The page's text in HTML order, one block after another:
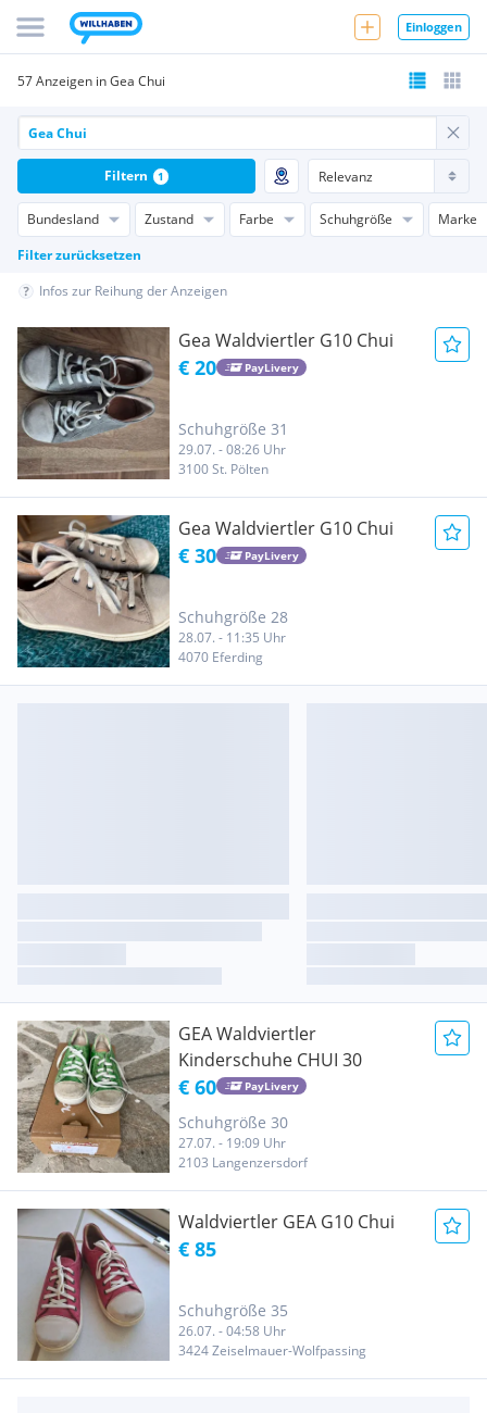
Einloggen
57 Anzeigen in Gea Chui
Bundesland Zustand Farbe Schuhgröße
Marke
Filter zurücksetzen
Filtern 1
Infos zur Reihung der Anzeigen
Gea Waldviertler G10 Chui
€ 20 PayLivery
Schuhgröße 31
29.07. - 08:26 Uhr
3100 St. Pölten
Gea Waldviertler G10 Chui
€ 30 PayLivery
Schuhgröße 28
28.07. - 11:35 Uhr
4070 Eferding
GEA Waldviertler
Kinderschuhe CHUI 30
€ 60 PayLivery
Schuhgröße 30
27.07. - 19:09 Uhr
2103 Langenzersdorf
Waldviertler GEA G10 Chui
€ 85
Schuhgröße 35
26.07. - 04:58 Uhr
3424 Zeiselmauer-Wolfpassing